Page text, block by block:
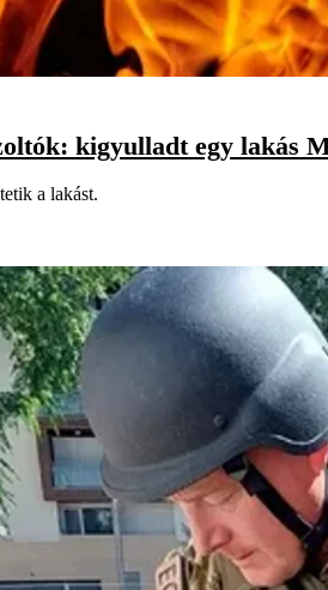
kigyulladt egy lakás
a lakást.